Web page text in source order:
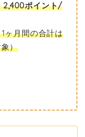
2,400ポイント/
ヶ月間の合計は
）